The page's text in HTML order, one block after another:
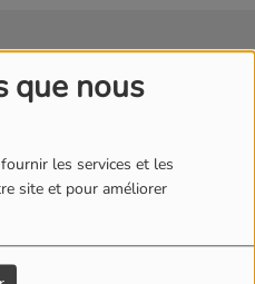
que nous
les services et les
site et pour améliorer
de Tullins. Véronique a
lumière et
qui permet à toute